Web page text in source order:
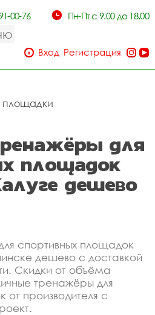
00-76 Пн-Пт с 9.00 до 18.00
Вход Регистрация
площадки
для
площадок
дешево
спортивных площадок
дешево с доставкой
Скидки от объёма
тренажёры для
от производителя с